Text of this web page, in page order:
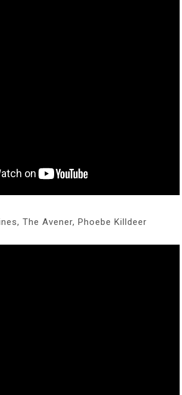
The Avener, Phoebe Killdeer